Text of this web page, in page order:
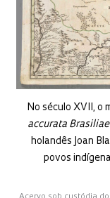
No século XVII, o
accurata
holandês Joan
povos